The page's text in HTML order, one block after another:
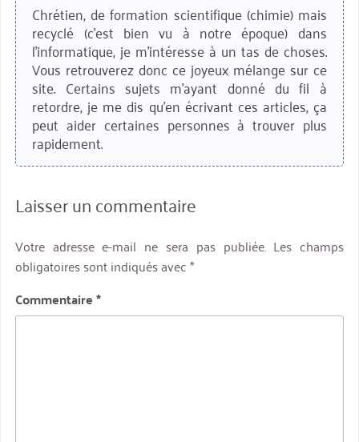
Chrétien, de formation scientifique (chimie) mais
recyclé (c'est bien vu à notre époque) dans
l'informatique, je m'intéresse à un tas de choses.
Vous retrouverez donc ce joyeux mélange sur ce
site. Certains sujets m'ayant donné du fil à
retordre, je me dis qu'en écrivant ces articles, ça
peut aider certaines personnes à trouver plus
rapidement.
Laisser un commentaire
Votre adresse e-mail ne sera pas publiée. Les champs
obligatoires sont indiqués avec*
Commentaire*